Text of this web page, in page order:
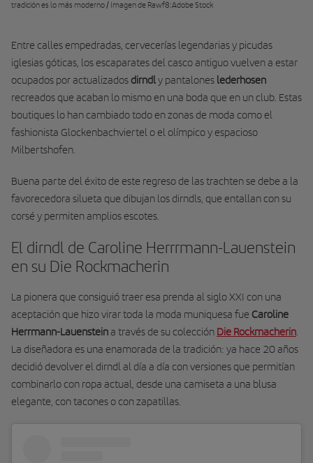
tradición es lo más moderno / Imagen de Rawf8:Adobe Stock
Entre calles empedradas, cervecerías legendarias y picudas
iglesias góticas, los escaparates del casco antiguo vuelven a estar
ocupados por actualizadosdirndly pantalones lederhosen
recreados que acaban lo mismo en una boda que en un club. Estas
boutiques lo han cambiado todo en zonas de moda como el
fashionista Glockenbachviertel o el olímpico y espacioso
Milbertshofen.
Buena parte del éxito de este regreso de las trachten se debe a la
favorecedora silueta que dibujan los dirndls, que entallan con su
corsé y permiten amplios escotes.
El dirndl de Caroline Herrrmann-Lauenstein
en su Die Rockmacherin
La pionera que consiguió traer esa prenda al siglo XXI con una
aceptación que hizo virar toda la moda muniquesa fue Caroline
Herrmann-Lauensteina través de su colección Die Rockmacherin.
La diseñadora es una enamorada de la tradición: ya hace 20 años
decidió devolver el dirndl al día a día con versiones que permitían
combinarlo con ropa actual, desde una camiseta a una blusa
elegante, con tacones o con zapatillas.